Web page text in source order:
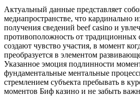
Актуальный данные представляет
медиапространстве, что кардинально
получения сведений beef casino и
противоположность от традиционных
создают чувство участия, в момент
преобразуется в элементом
Указанное эмоция подлинности
фундаментальные ментальные
стремлением субъекта пребывать в
моментов Биф казино и не забыть